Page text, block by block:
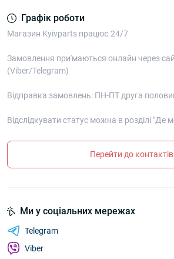
Графік роботи
Магазин Kyivparts працює 24/7
Замовлення при'маються онлайн через
(Viber/Telegram)
Відправка замовлень: ПН-ПТ друга
Відслідкувати статус можна в розділі "Де
Перейти до контактів
Ми у соціальних мережах
Telegram
Viber